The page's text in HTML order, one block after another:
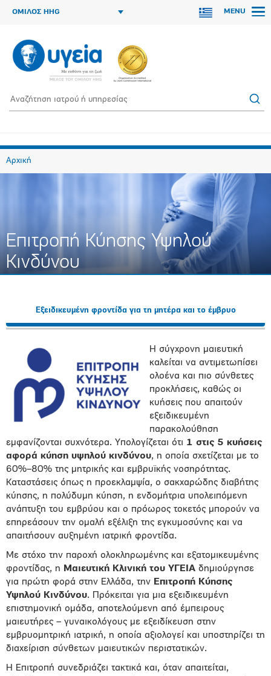
ΟΜΙΛΟΣ HHG MENU
Αρχική
Επιτροπή Κύησης Υψηλού
Κινδύνου
Εξειδικευμένη φροντίδα για τη μητέρα και το έμβρυο
Η σύγχρονη μαιευτική
καλείται να αντιμετωπίσει
ολοένα και πιο σύνθετες
προκλήσεις, καθώς οι
κυήσεις που απαιτούν
εξειδικευμένη
παρακολούθηση
εμφανίζονται συχνότερα. Υπολογίζεται ότι 1 στις 5 κυήσεις
αφορά κύηση υψηλού κινδύνου, η οποία σχετίζεται με το
60%–80% της μητρικής και εμβρυϊκής νοσηρότητας.
Καταστάσεις όπως η προεκλαμψία, ο σακχαρώδης διαβήτης
κύησης, η πολύδυμη κύηση, η ενδομήτρια υπολειπόμενη
ανάπτυξη του εμβρύου και ο πρόωρος τοκετός μπορούν να
επηρεάσουν την ομαλή εξέλιξη της εγκυμοσύνης και να
απαιτήσουν αυξημένη ιατρική φροντίδα.
Με στόχο την παροχή ολοκληρωμένης και εξατομικευμένης
φροντίδας, η Μαιευτική Κλινική του ΥΓΕΙΑ δημιούργησε
για πρώτη φορά στην Ελλάδα, την Επιτροπή Κύησης
Υψηλού Κινδύνου. Πρόκειται για μια εξειδικευμένη
επιστημονική ομάδα, αποτελούμενη από έμπειρους
μαιευτήρες – γυναικολόγους με εξειδίκευση στην
εμβρυομητρική ιατρική, η οποία αξιολογεί και υποστηρίζει τη
διαχείριση σύνθετων μαιευτικών περιστατικών.
Η Επιτροπή συνεδριάζει τακτικά και, όταν απαιτείται,